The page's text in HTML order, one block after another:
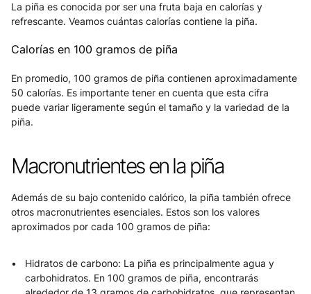
La piña es conocida por ser una fruta baja en calorías y
refrescante. Veamos cuántas calorías contiene la piña.
Calorías en 100 gramos de piña
En promedio, 100 gramos de piña contienen aproximadamente
50 calorías. Es importante tener en cuenta que esta cifra
puede variar ligeramente según el tamaño y la variedad de la
piña.
Macronutrientes en la piña
Además de su bajo contenido calórico, la piña también ofrece
otros macronutrientes esenciales. Estos son los valores
aproximados por cada 100 gramos de piña:
Hidratos de carbono: La piña es principalmente agua y
carbohidratos. En 100 gramos de piña, encontrarás